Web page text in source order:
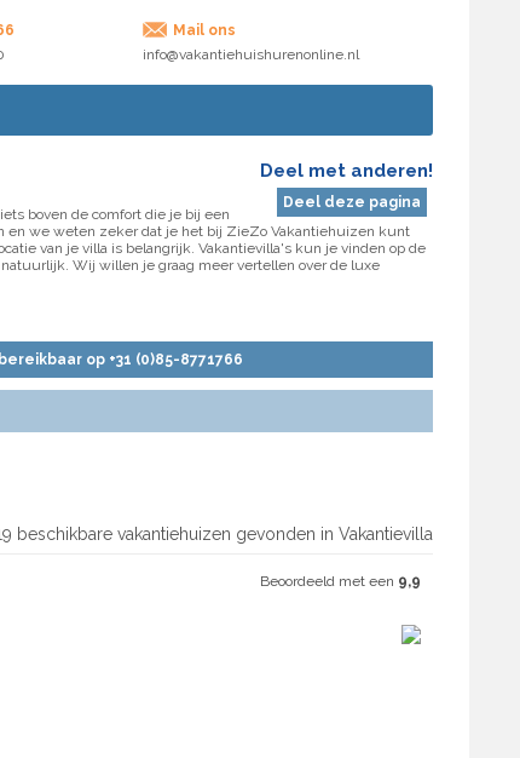
Mail ons
info@vakantiehuishurenonline.nl
Deel met anderen!
Deel deze pagina
boven de comfort die je bij een
en we weten zeker dat je het bij ZieZo Vakantiehuizen kunt
van je villa is belangrijk. Vakantievilla's kun je vinden op de
Wij willen je graag meer vertellen over de luxe
op +31 (0)85-8771766
beschikbare vakantiehuizen gevonden in Vakantievilla
Beoordeeld met een 9,9